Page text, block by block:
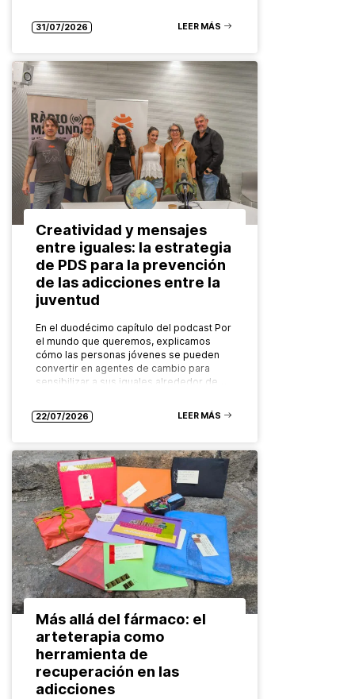
31/07/2026 LEER MÁS
Creatividad y mensajes
entre iguales: la estrategia
de PDS para la prevención
de las adicciones entre la
juventud
En el duodécimo capítulo del podcast Por
el mundo que queremos, explicamos
cómo las personas jóvenes se pueden
convertir en agentes de cambio para
sensibilizar a sus iguales alrededor de…
22/07/2026 LEER MÁS
Más allá del fármaco: el
arteterapia como
herramienta de
recuperación en las
adicciones